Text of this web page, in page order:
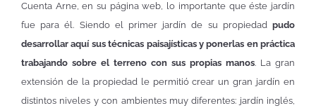
Cuenta Arne, en su página web, lo importante que éste jardín
fue para él. Siendo el primer jardín de su propiedad pudo
desarrollar aquí sus técnicas paisajísticas y ponerlas en práctica
trabajando sobre el terreno con sus propias manos. La gran
extensión de la propiedad le permitió crear un gran jardín en
distintos niveles y con ambientes muy diferentes: jardín inglés,